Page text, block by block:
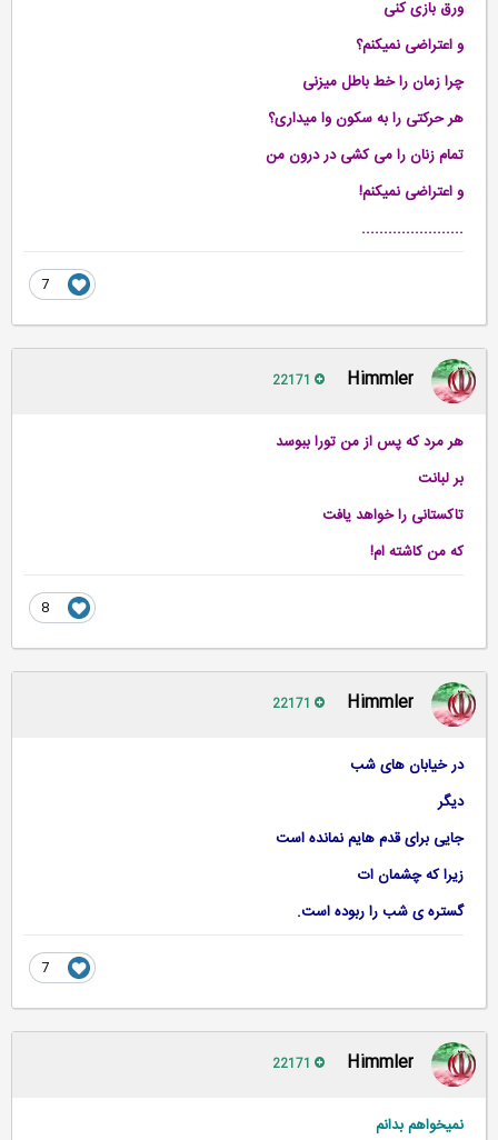
ورق بازی کنی
و اعتراضی نمیکنم؟
چرا زمان را خط باطل میزنی
هر حرکتی را به سکون وا میداری؟
تمام زنان را می کشی در درون من
و اعتراضی نمیکنم!
.......................
Himmler
هر مرد که پس از من تورا ببوسد
بر لبانت
تاکستانی را خواهد یافت
که من کاشته ام!
Himmler
در خیابان های شب
دیگر
جایی برای قدم هایم نمانده است
زیرا که چشمان ات
گستره ی شب را ربوده است.
Himmler
نمیخواهم بدانم